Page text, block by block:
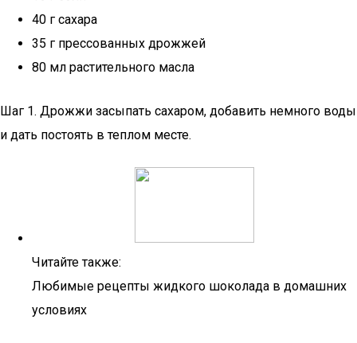
40 г сахара
35 г прессованных дрожжей
80 мл растительного масла
Шаг 1. Дрожжи засыпать сахаром, добавить немного воды
и дать постоять в теплом месте.
Читайте также:
Любимые рецепты жидкого шоколада в домашних
условиях